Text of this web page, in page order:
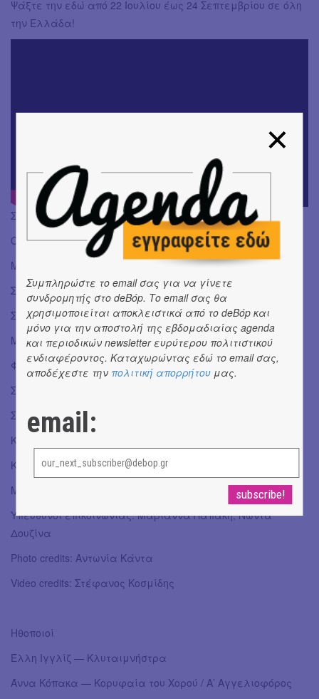
Ψάξτε την εδώ από 22 Ιουλίου έως 24 Σεπτεμβρίου σε όλη
την Ελλάδα!
Συντελεστές
Ομάδα Σημείο Μηδέν
Μετάφραση: Παντελής Μπουκάλας
Σκηνοθεσία: Σάββας Στρούμπος
Σκηνικά/Κοστούμια: Κατερίνα Παπαγεωργίου
Μουσική: Ζήσης Σέγκλιας
Φωτισμοί: Κώστας Μπεθάνης
Σύμβουλος δραματουργίας: Ιωάννα Ρεμεδιάκη
Σύμβουλος θεατρολόγος: Μαρία Σικιτάνο
Κατασκευή κοστουμιών: Ελένη Χασιώτη
Κατασκευή σκηνικού: Απόστολος Ζερδεβάς
Μακιγιάζ: Βιργινία Τσιχλάκη
Υπεύθυνοι επικοινωνίας: Μαριάννα Παπάκη, Νώντα
Δουζίνα
Photo credits: Αντωνία Κάντα
Video credits: Στέφανος Κοσμίδης
Ηθοποιοί
Έλλη Ιγγλίζ — Κλυταιμνήστρα
Άννα Κόπακα — Κορυφαία του Χορού / Α’ Αγγελιοφόρος
Συμπληρώστε το email σας για να γίνετε
συνδρομητής στο deBόp. Το email σας θα
χρησιμοποιείται αποκλειστικά από το deBόp και
μόνο για την αποστολή της εβδομαδιαίας agenda
και περιοδικών newsletter ευρύτερου πολιτιστικού
ενδιαφέροντος. Καταχωρώντας εδώ το email σας,
αποδέχεστε την πολιτική απορρήτου μας.
email: